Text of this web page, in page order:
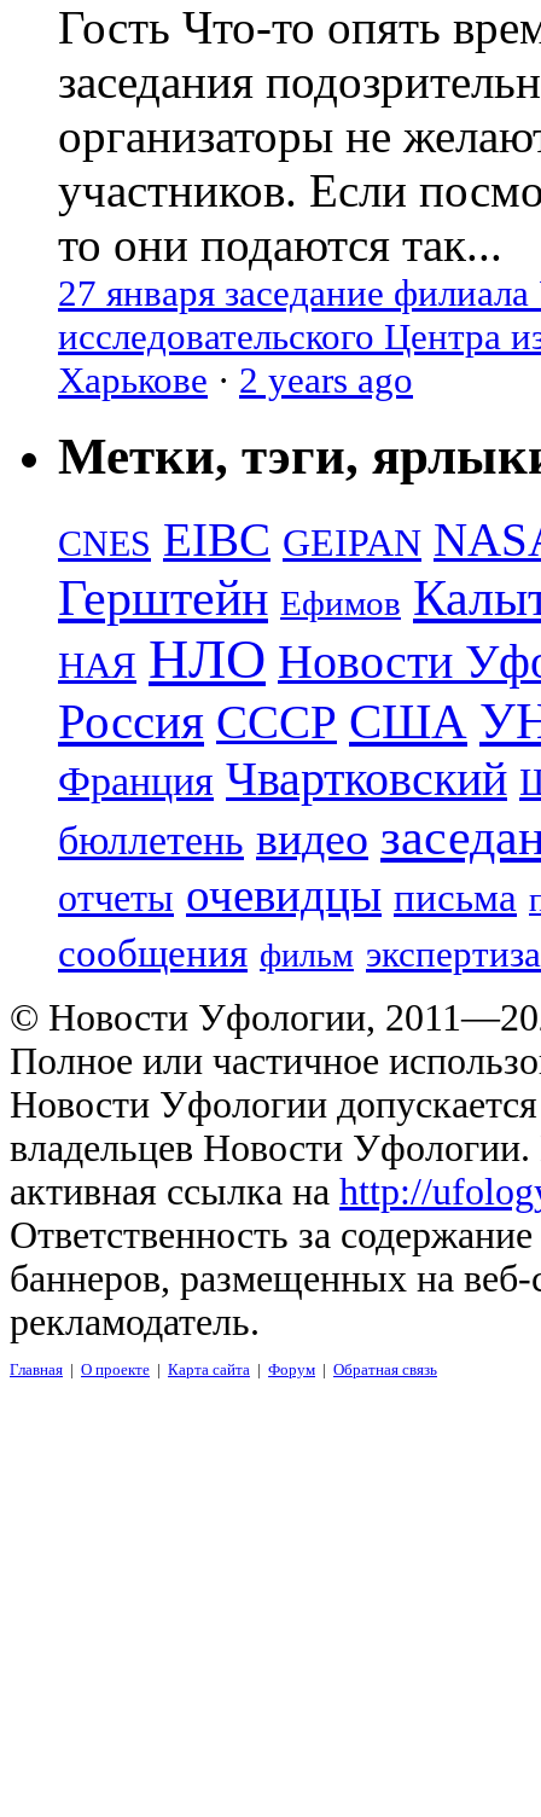
Гость Что-то опять
заседания
организаторы не
участников. Если
то они подаются так...
27 января заседание
исследовательского Центра
Харькове · 2 years ago
Метки, тэги,
CNES EIBC GEIPAN
Герштейн Ефимов
НАЯ НЛО Новости
Россия СССР США
Франция Чвартковский
бюллетень видео
отчеты очевидцы письма
сообщения фильм экспертиза
© Новости Уфологии,
Полное или частичное
Новости Уфологии
владельцев Новости
активная ссылка на http://
Ответственность за
баннеров, размещенных на
рекламодатель.
Главная | О проекте | Карта сайта | Форум | Обратная связь